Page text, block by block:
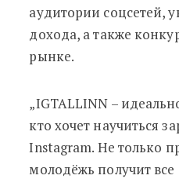
аудитории соцсетей,
дохода, а также
рынке.
„IGTALLINN –
кто хочет научиться
Instagram. Не только
молодёжь получит